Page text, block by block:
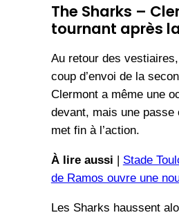
The Sharks –
tournant après
Au retour des
coup d’envoi de la
Clermont a même une
devant, mais une passe
met fin à l’action.
À lire aussi
Stade
de Ramos ouvre une
Les Sharks haussent